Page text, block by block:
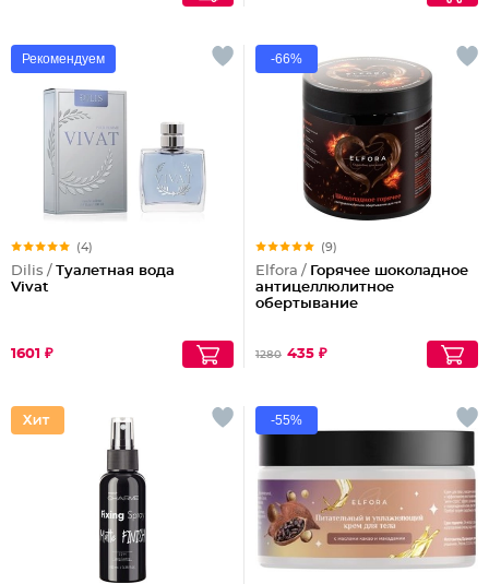
Рекомендуем
(4)
Dilis / Туалетная вода
Vivat
1601 ₽
-66%
(9)
Elfora / Горячее шоколадное
антицеллюлитное
обертывание
1280 435 ₽
-55%